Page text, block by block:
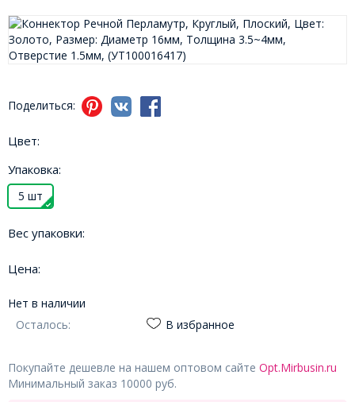
Поделиться:
Цвет:
Упаковка:
5 шт
Вес упаковки:
Цена:
Нет в наличии
Осталось:
В избранное
Покупайте дешевле на нашем оптовом сайте Opt.Mirbusin.ru
Минимальный заказ 10000 руб.